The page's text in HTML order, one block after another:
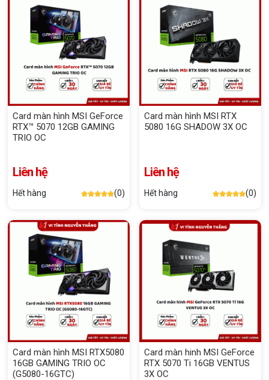
Card màn hình MSI GeForce
RTX™ 5070 12GB GAMING
TRIO OC
Liên hệ
Hết hàng (0)
Card màn hình MSI RTX
5080 16G SHADOW 3X OC
Liên hệ
Hết hàng (0)
Card màn hình MSI RTX5080
16GB GAMING TRIO OC
(G5080-16GTC)
Card màn hinh MSI GeForce
RTX 5070 Ti 16GB VENTUS
3X OC